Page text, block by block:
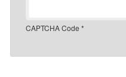
CAPTCHA Code *